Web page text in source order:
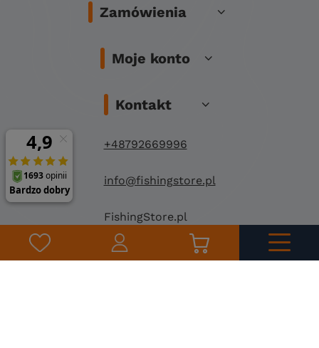
Zamówienia
Moje konto
Kontakt
+48792669996
info@fishingstore.pl
FishingStore.pl
Kuznocin 1